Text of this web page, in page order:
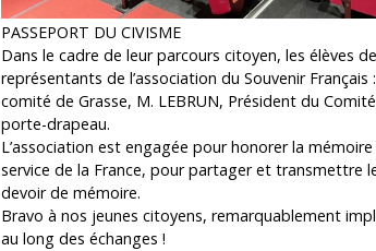
PASSEPORT DU CIVISME
Dans le cadre de leur parcours citoyen, les élèves
représentants de l’association du Souvenir Français
comité de Grasse, M. LEBRUN, Président du
porte-drapeau.
L’association est engagée pour honorer la
service de la France, pour partager et transmettre
devoir de mémoire.
Bravo à nos jeunes citoyens, remarquablement
au long des échanges !